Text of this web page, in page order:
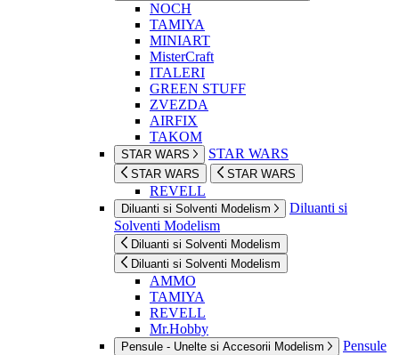
NOCH
TAMIYA
MINIART
MisterCraft
ITALERI
GREEN STUFF
ZVEZDA
AIRFIX
TAKOM
STAR WARS STAR WARS
STAR WARS STAR WARS
REVELL
Diluanti si Solventi Modelism
Diluanti si
Solventi Modelism
Diluanti si Solventi Modelism
Diluanti si Solventi Modelism
AMMO
TAMIYA
REVELL
Mr.Hobby
Pensule - Unelte si Accesorii Modelism
Pensule